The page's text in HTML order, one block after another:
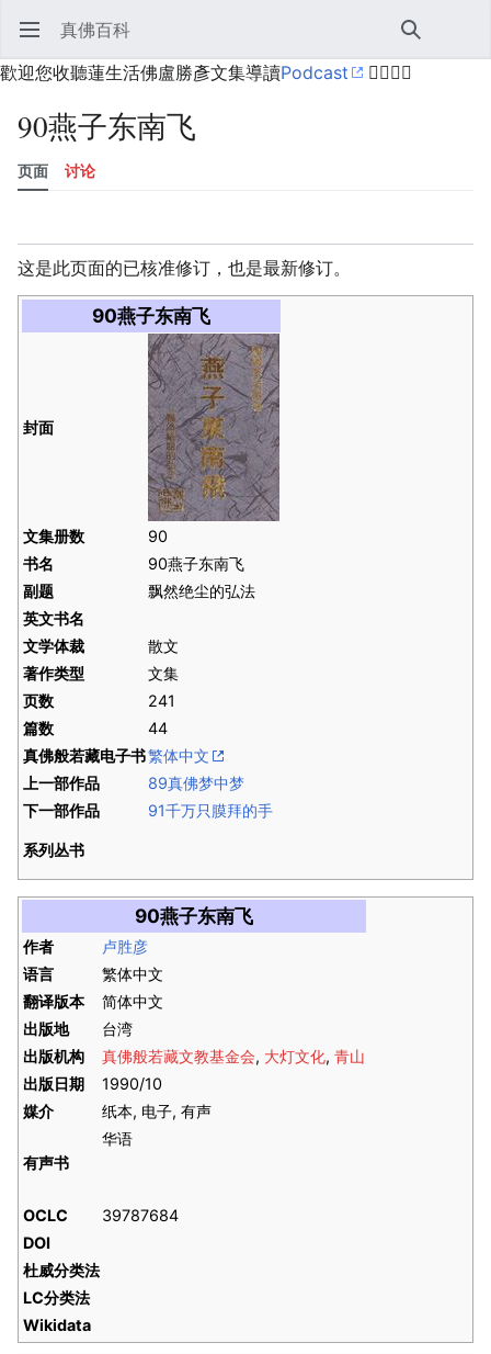
打开主菜单 真佛百科 搜索
歡迎您收聽蓮生活佛盧勝彥文集導讀Podcast 🙋‍♂️🙋‍♀️
90燕子东南飞
页面 讨论
这是此页面的已核准修订，也是最新修订。
90燕子东南飞
封面
文集册数
90
书名
90燕子东南飞
副题
飘然绝尘的弘法
英文书名
文学体裁
散文
著作类型
文集
页数
241
篇数
44
真佛般若藏电子书繁体中文
上一部作品
89真佛梦中梦
下一部作品
91千万只膜拜的手
系列丛书
90燕子东南飞
作者
卢胜彦
语言
繁体中文
翻译版本
简体中文
出版地
台湾
出版机构
真佛般若藏文教基金会, 大灯文化, 青山
出版日期
1990/10
媒介
纸本, 电子, 有声
有声书
华语
OCLC
39787684
DOI
杜威分类法
LC分类法
Wikidata